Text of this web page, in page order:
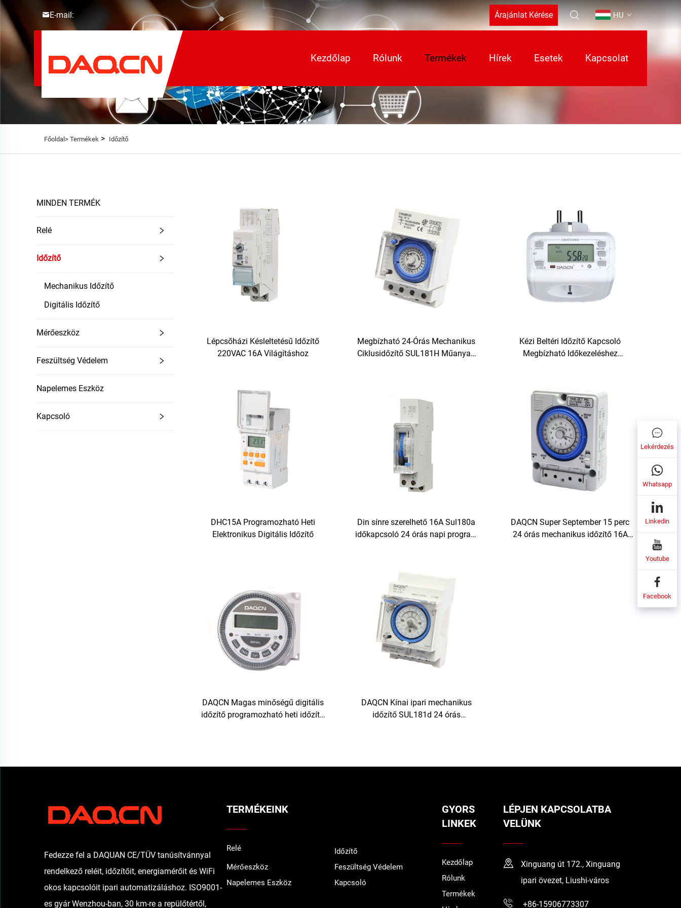
E-mail: Árajánlat Kérése HU
Kezdőlap Rólunk Termékek Hírek Esetek Kapcsolat
Főoldal> Termékek > Időzítő
MINDEN TERMÉK
Relé
Időzítő
Mechanikus Időzítő
Digitális Időzítő
Mérőeszköz
Feszültség Védelem
Napelemes Eszköz
Kapcsoló
Lépcsőházi Késleltetésű Időzítő
220VAC 16A Világításhoz
Megbízható 24-Órás Mechanikus
Ciklusidőzítő SUL181H Műanyag
Kézi Beltéri Időzítő Kapcsoló
Megbízható Időkezeléshez
DHC15A Programozható Heti
Elektronikus Digitális Időzítő
Din sínre szerelhető 16A Sul180a
időkapcsoló 24 órás napi program
DAQCN Super September 15 perc
24 órás mechanikus időzítő 16A
DAQCN Magas minőségű digitális
időzítő programozható heti időzítő
DAQCN Kínai ipari mechanikus
időzítő SUL181d 24 órás
Lekérdezés
Whatsapp
Linkedin
Youtube
Facebook
Fedezze fel a DAQUAN CE/TÜV tanúsítvánnyal
rendelkező reléit, időzítőit, energiamérőit és WiFi
okos kapcsolóit ipari automatizáláshoz. ISO9001-
es gyár Wenzhou-ban, 30 km-re a repülőtértől,
TERMÉKEINK
Relé
Időzítő
Mérőeszköz
Feszültség Védelem
Napelemes Eszköz
Kapcsoló
GYORS
LINKEK
Kezdőlap
Rólunk
Termékek
LÉPJEN KAPCSOLATBA
VELÜNK
Xinguang út 172., Xinguang
ipari övezet, Liushi-város
+86-15906773307